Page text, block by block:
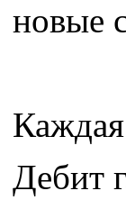
новые
Дебит